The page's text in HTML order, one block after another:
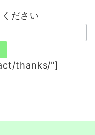
ださい
thanks/"]